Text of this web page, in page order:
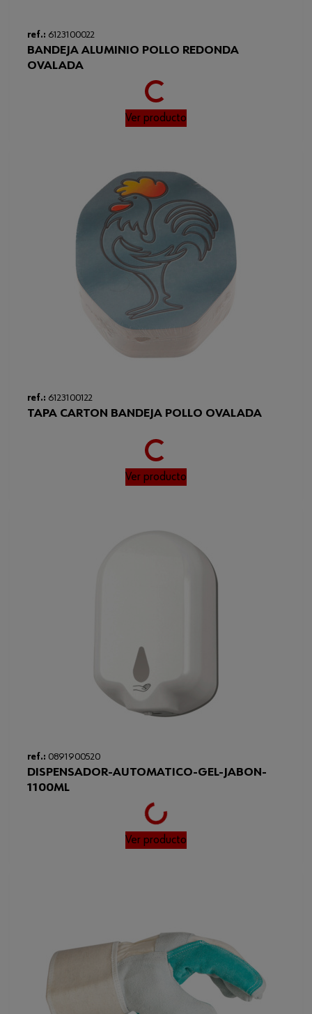
ref.: 6123100022
BANDEJA ALUMINIO POLLO REDONDA
OVALADA
Loading...
Ver producto
ref.: 6123100122
TAPA CARTON BANDEJA POLLO OVALADA
Loading...
Ver producto
ref.: 0891900520
DISPENSADOR-AUTOMATICO-GEL-JABON-
1100ML
Loading...
Ver producto